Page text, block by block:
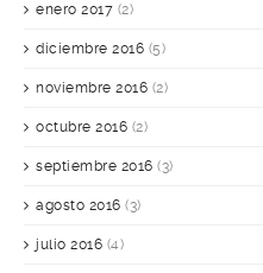
enero 2017 (2)
diciembre 2016 (5)
noviembre 2016 (2)
octubre 2016 (2)
septiembre 2016 (3)
agosto 2016 (3)
julio 2016 (4)